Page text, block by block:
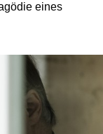
eines